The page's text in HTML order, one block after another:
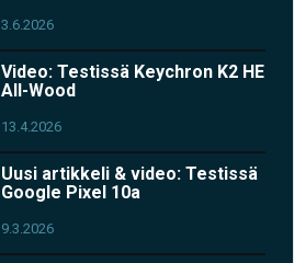
3.6.2026
Video: Testissä Keychron K2 HE
All-Wood
13.4.2026
Uusi artikkeli & video: Testissä
Google Pixel 10a
9.3.2026